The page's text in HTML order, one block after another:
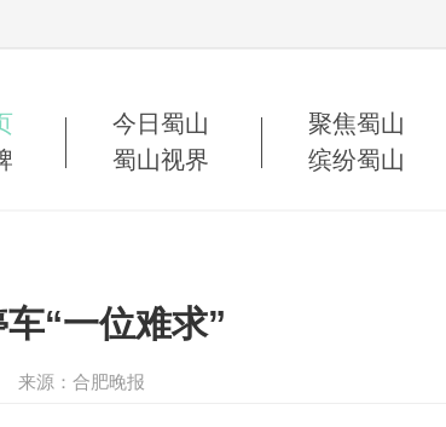
今日蜀山 聚焦蜀山
蜀山视界 缤纷蜀山
“一位难求”
来源：合肥晚报